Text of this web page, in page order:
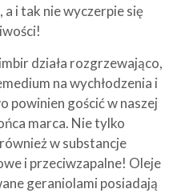
a i tak nie wyczerpie się
działa rozgrzewająco,
na wychłodzenia i
powinien gościć w naszej
marca. Nie tylko
w substancje
i przeciwzapalne! Oleje
geraniolami posiadają